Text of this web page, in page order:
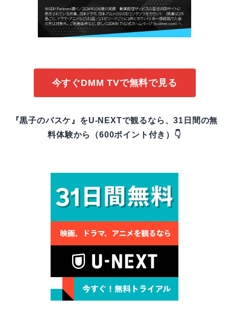
今すぐDMM TVで無料で見る
『黒子のバスケ』をU-NEXTで観るなら、31日間の無
料体験から（600ポイント付き）👇